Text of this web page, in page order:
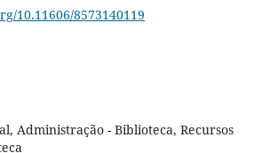
10.11606/8573140119
Administração - Biblioteca, Recursos